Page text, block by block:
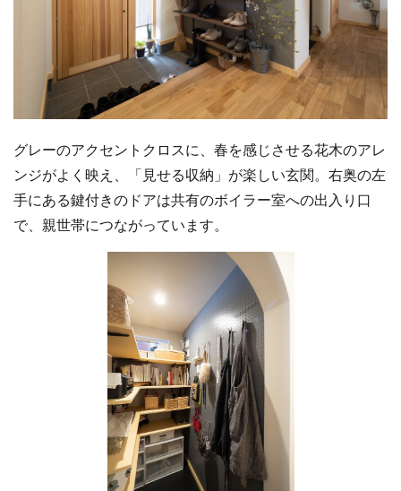
グレーのアクセントクロスに、春を感じさせる花木のアレ
ンジがよく映え、「見せる収納」が楽しい玄関。右奥の左
手にある鍵付きのドアは共有のボイラー室への出入り口
で、親世帯につながっています。